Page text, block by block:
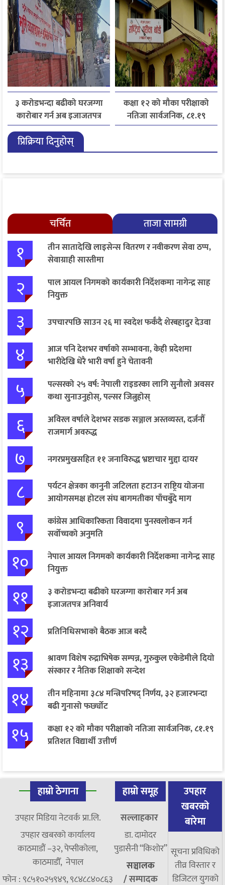
सुझाव
३ करोडभन्दा बढीको घरजग्गा
कारोबार गर्न अब इजाजतपत्र
अनिवार्य
कक्षा १२ को मौका परीक्षाको
नतिजा सार्वजनिक, ८१.१९
प्रतिशत विद्यार्थी उत्तीर्ण
प्रिक्रिया दिनुहोस्
चर्चित ताजा सामग्री
१
तीन सातादेखि लाइसेन्स वितरण र नवीकरण सेवा ठप्प,
सेवाग्राही सास्तीमा
२
पाल आयल निगमको कार्यकारी निर्देशकमा नागेन्द्र साह
नियुक्त
३ उपचारपछि साउन २६ मा स्वदेश फर्कँदै शेरबहादुर देउवा
४
आज पनि देशभर वर्षाको सम्भावना, केही प्रदेशमा
भारीदेखि धेरै भारी वर्षा हुने चेतावनी
५
पल्सरको २५ वर्ष: नेपाली राइडरका लागि सुनौलो अवसर
कथा सुनाउनुहोस्, पल्सर जित्नुहोस्
६
अविरल वर्षाले देशभर सडक सञ्जाल अस्तव्यस्त, दर्जनौँ
राजमार्ग अवरुद्ध
७ नगरप्रमुखसहित ११ जनाविरुद्ध भ्रष्टाचार मुद्दा दायर
८
पर्यटन क्षेत्रका कानुनी जटिलता हटाउन राष्ट्रिय योजना
आयोगसमक्ष होटल संघ बागमतीका पाँचबुँदे माग
९
कांग्रेस आधिकारिकता विवादमा पुनरवलोकन गर्न
सर्वोच्चको अनुमति
१०
नेपाल आयल निगमको कार्यकारी निर्देशकमा नागेन्द्र साह
नियुक्त
११
३ करोडभन्दा बढीको घरजग्गा कारोबार गर्न अब
इजाजतपत्र अनिवार्य
१२ प्रतिनिधिसभाको बैठक आज बस्दै
१३
श्रावण विशेष रुद्राभिषेक सम्पन्न, गुरुकुल एकेडेमीले दियो
संस्कार र नैतिक शिक्षाको सन्देश
१४
तीन महिनामा ३८४ मन्त्रिपरिषद् निर्णय, ३२ हजारभन्दा
बढी गुनासो फर्छ्योट
१५
कक्षा १२ को मौका परीक्षाको नतिजा सार्वजनिक, ८१.१९
प्रतिशत विद्यार्थी उत्तीर्ण
हाम्रो ठेगाना
उपहार मिडिया नेटवर्क प्रा.लि.
उपहार खबरको कार्यालय
काठमाडौं –३२, पेप्सीकोला,
काठमाडौँ, नेपाल
फोन : ९८५१०२५९४९, ९८४८८४०८६३
हाम्रो समूह
सल्लाहकार
डा. दामाेदर
पुडासैनी “किशाेर”
सञ्चालक
/सम्पादक
उपहार
खबरको
बारेमा
सूचना प्रविधिको
तीव्र विस्तार र
डिजिटल युगको